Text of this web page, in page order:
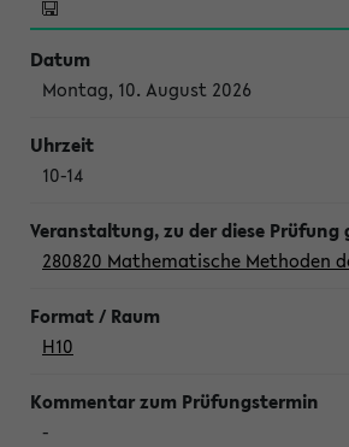
Montag, 10. August 2026
10-14
280820 Mathematische Methoden
H10
-